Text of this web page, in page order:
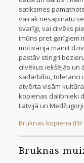
satiksmes
vairāk nesāpinātu
svarīgi, vai cilvēks
imūns pret garīgiem
motivācija mainīt
pastāv stingri
cilvēkus iekšējās un
sadarbību, toleranci
atvērta visām
kopienas dalībnieki
Latvijā un
Bruknas kopiena (FB
Bruknas